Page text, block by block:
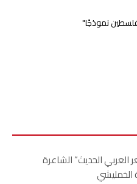
فلسطين نموذجًا"
العربي الحديث” الشاعرة
الخمليشي